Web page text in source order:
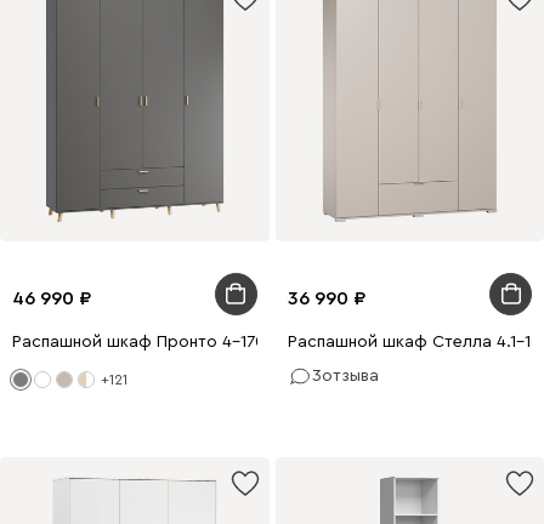
46 990
Распашной шкаф Пронто 4-170x210 Графитовый
+121
36 990
Распашной шкаф Стелла 4.1-
3отзыва